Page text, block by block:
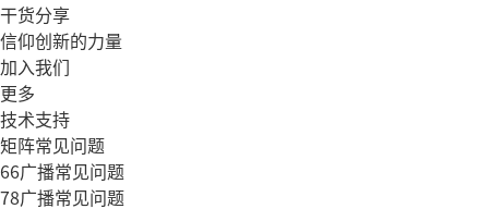
干货分享
信仰创新的力量
加入我们
更多
技术支持
矩阵常见问题
66广播常见问题
78广播常见问题